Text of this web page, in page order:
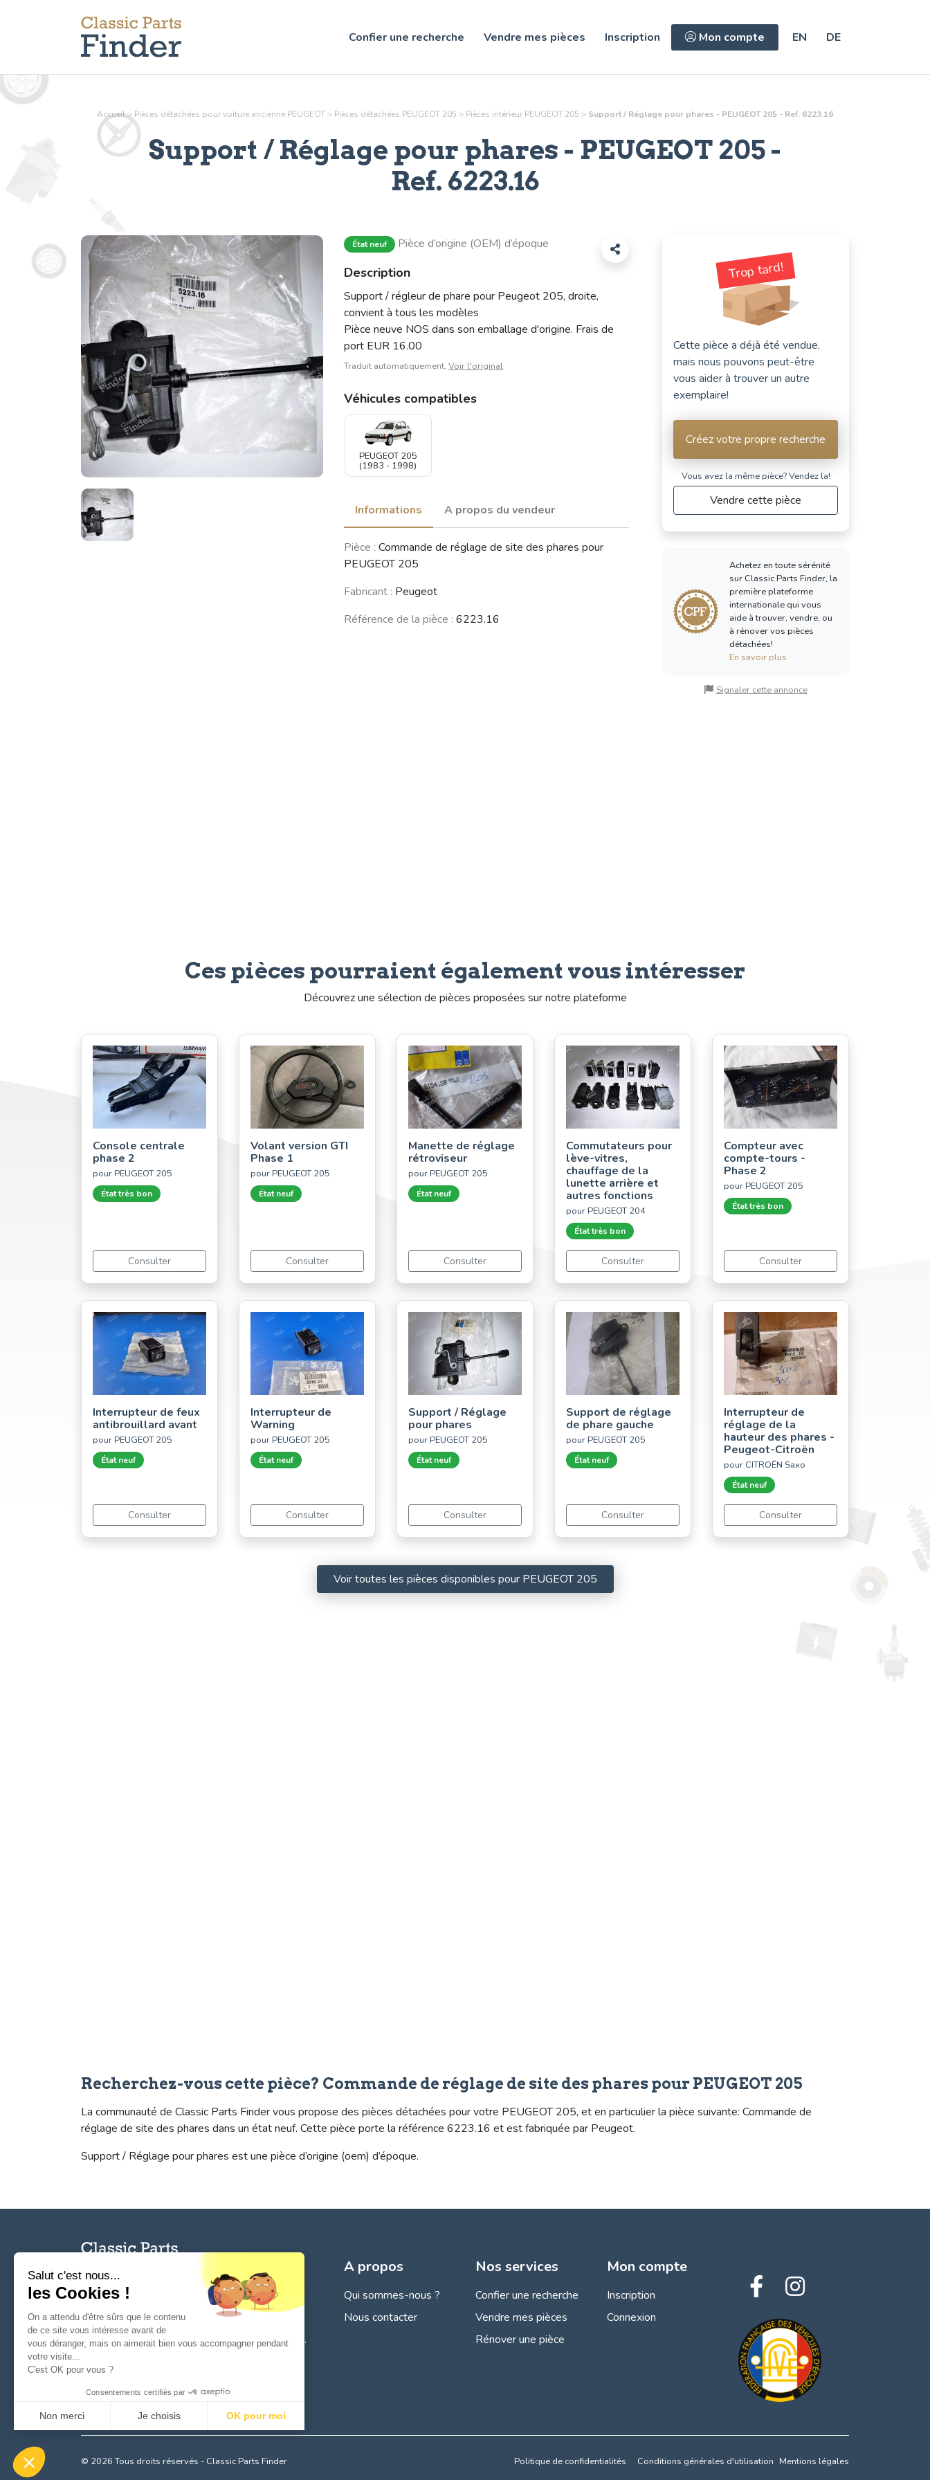
Confier une recherche Vendre mes pièces Inscription Mon compte EN DE
Accueil> Pièces détachées pour voiture ancienne PEUGEOT > Pièces détachées PEUGEOT 205 > Pièces intérieur PEUGEOT 205 > Support / Réglage pour phares - PEUGEOT 205 - Ref. 6223.16
Support / Réglage pour phares - PEUGEOT 205 -
Ref. 6223.16
État neuf Pièce d’origine (OEM) d’époque
Description
Support / régleur de phare pour Peugeot 205, droite,
convient à tous les modèles
Pièce neuve NOS dans son emballage d'origine. Frais de
port EUR 16.00
Traduit automatiquement, Voir l'original
Véhicules compatibles
PEUGEOT 205
(1983 - 1998)
Informations A propos du vendeur
Pièce : Commande de réglage de site des phares pour
PEUGEOT 205
Fabricant : Peugeot
Référence de la pièce : 6223.16
Trop tard!
Cette pièce a déjà été vendue,
mais nous pouvons peut-être
vous aider à trouver un autre
exemplaire!
Créez votre propre recherche
Vous avez la même pièce? Vendez la!
Vendre cette pièce
Achetez en toute sérénité
sur Classic Parts Finder, la
première plateforme
internationale qui vous
aide à trouver, vendre, ou
à rénover vos pièces
détachées!
En savoir plus
Signaler cette annonce
Ces pièces pourraient également vous intéresser
Découvrez une sélection de pièces proposées sur notre plateforme
Console centrale
phase 2
pour PEUGEOT 205
État très bon
Consulter
Volant version GTI
Phase 1
pour PEUGEOT 205
État neuf
Consulter
Manette de réglage
rétroviseur
pour PEUGEOT 205
État neuf
Consulter
Commutateurs pour
lève-vitres,
chauffage de la
lunette arrière et
autres fonctions
pour PEUGEOT 204
État très bon
Consulter
Compteur avec
compte-tours -
Phase 2
pour PEUGEOT 205
État très bon
Consulter
Interrupteur de feux
antibrouillard avant
pour PEUGEOT 205
État neuf
Consulter
Interrupteur de
Warning
pour PEUGEOT 205
État neuf
Consulter
Support / Réglage
pour phares
pour PEUGEOT 205
État neuf
Consulter
Support de réglage
de phare gauche
pour PEUGEOT 205
État neuf
Consulter
Interrupteur de
réglage de la
hauteur des phares -
Peugeot-Citroën
pour CITROËN Saxo
État neuf
Consulter
Voir toutes les pièces disponibles pour PEUGEOT 205
Recherchez-vous cette pièce? Commande de réglage de site des phares pour PEUGEOT 205
La communauté de Classic Parts Finder vous propose des pièces détachées pour votre PEUGEOT 205, et en particulier la pièce suivante: Commande de
réglage de site des phares dans un état neuf. Cette pièce porte la référence 6223.16 et est fabriquée par Peugeot.
Support / Réglage pour phares est une pièce d’origine (oem) d’époque.
L'outil de référence des particuliers et
professionnels pour la recherche, la
pièces pour voitures anciennes et de collection.
véhicules anciens, Old- et Youngtimers.
A propos
Qui sommes-nous ?
Nous contacter
Nos services
Confier une recherche
Vendre mes pièces
Rénover une pièce
Mon compte
Inscription
Connexion
© 2026 Tous droits réservés - Classic Parts Finder Politique de confidentialités Conditions générales d'utilisation Mentions légales
Salut c'est nous...
les Cookies !
On a attendu d'être sûrs que le contenu
de ce site vous intéresse avant de
vous déranger, mais on aimerait bien vous accompagner pendant
votre visite...
C'est OK pour vous ?
Consentements certifiés par
Non merci Je choisis OK pour moi
Axeptio consent
Plateforme de Gestion du Consentement : Personnalisez vos Options
Notre plateforme vous permet d'adapter et de gérer vos paramètres de confidentialité, en garantissant la conformité avec les réglementations. Personnalisez vos préférences pour